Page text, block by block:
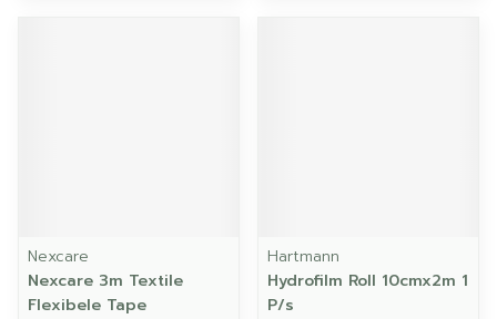
Nexcare
Nexcare 3m Textile
Flexibele Tape
Hartmann
Hydrofilm Roll 10cmx2m 1
P/s